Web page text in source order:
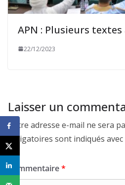
APN : Plusieurs
22/12/2023
Laisser un
Votre adresse e-mail ne sera
obligatoires sont indiqués avec
Commentaire*